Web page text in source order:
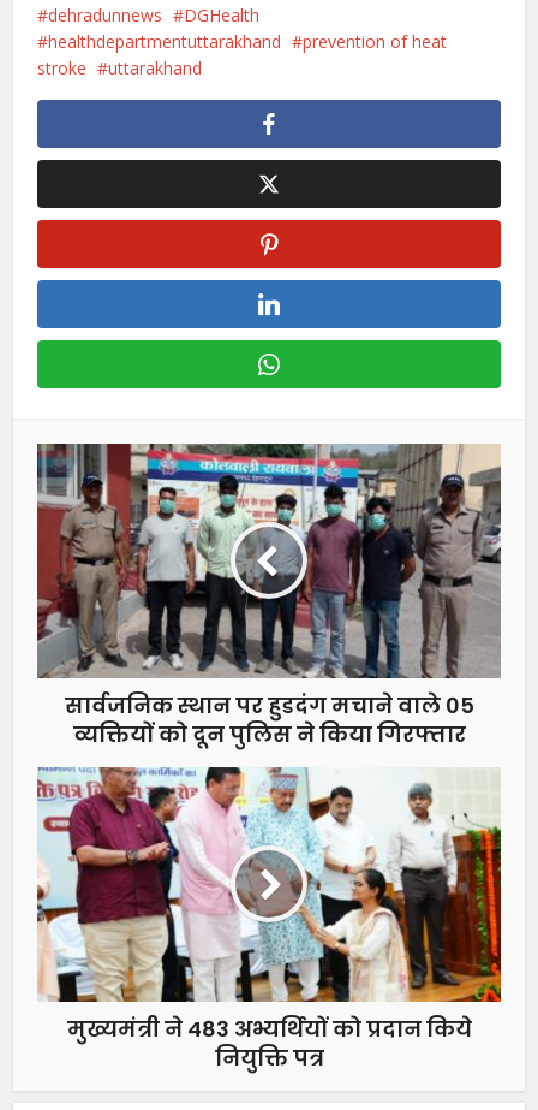
dehradunnews
DGHealth
healthdepartmentuttarakhand
prevention of heat
stroke
uttarakhand
सार्वजनिक स्थान पर हुडदंग मचाने वाले 05
व्यक्तियों को दून पुलिस ने किया गिरफ्तार
मुख्यमंत्री ने 483 अभ्यर्थियों को प्रदान किये
नियुक्ति पत्र